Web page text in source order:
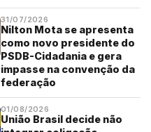
31/07/2026
Nilton Mota se apresenta
como novo presidente do
PSDB-Cidadania e gera
impasse na convenção da
federação
01/08/2026
União Brasil decide não